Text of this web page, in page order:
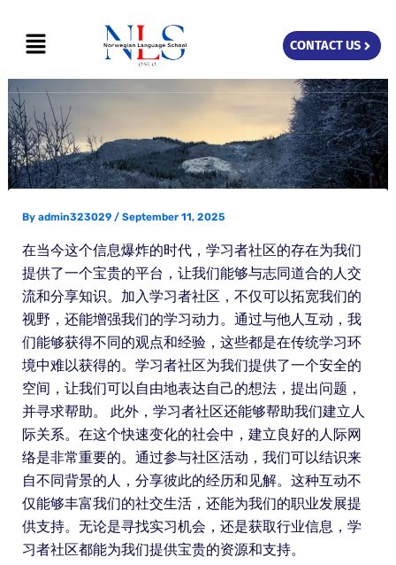
content
Menu CONTACT US
By admin323029 / September 11, 2025
在当今这个信息爆炸的时代，学习者社区的存在为我们
提供了一个宝贵的平台，让我们能够与志同道合的人交
流和分享知识。加入学习者社区，不仅可以拓宽我们的
视野，还能增强我们的学习动力。通过与他人互动，我
们能够获得不同的观点和经验，这些都是在传统学习环
境中难以获得的。学习者社区为我们提供了一个安全的
空间，让我们可以自由地表达自己的想法，提出问题，
并寻求帮助。 此外，学习者社区还能够帮助我们建立人
际关系。在这个快速变化的社会中，建立良好的人际网
络是非常重要的。通过参与社区活动，我们可以结识来
自不同背景的人，分享彼此的经历和见解。这种互动不
仅能够丰富我们的社交生活，还能为我们的职业发展提
供支持。无论是寻找实习机会，还是获取行业信息，学
习者社区都能为我们提供宝贵的资源和支持。